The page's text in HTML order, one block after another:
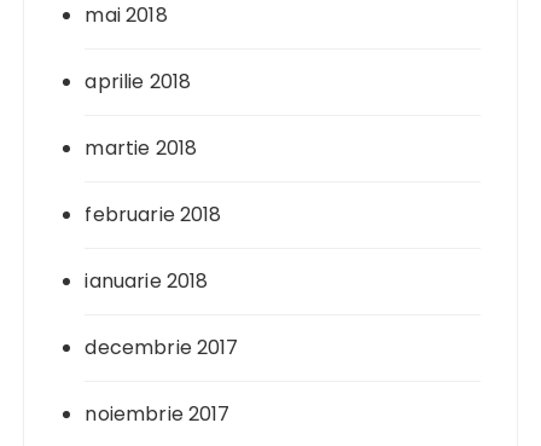
mai 2018
aprilie 2018
martie 2018
februarie 2018
ianuarie 2018
decembrie 2017
noiembrie 2017